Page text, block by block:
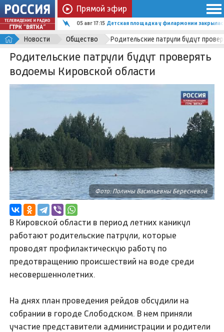
Прямой эфир
05 авг 17:15 Детская площадка у филармонии
Новости Общество Родительские патрули будут
Родительские патрули будут проверять
водоемы Кировской области
Фото: Полины Васильевны Бересневой
В Кировской области в период летних каникул
работают родительские патрули, которые
проводят профилактическую работу по
предотвращению происшествий на воде среди
несовершеннолетних.
На днях план проведения рейдов обсудили на
собрании в городе Слободском. В нем приняли
участие представители администрации и родители